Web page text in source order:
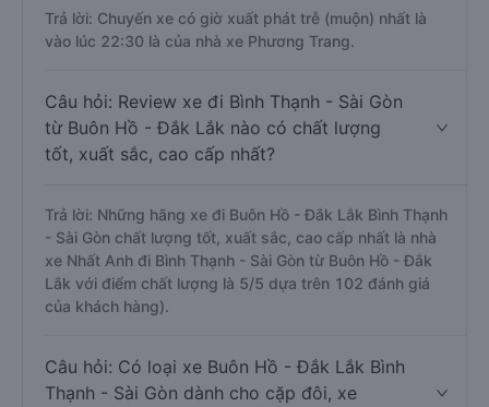
Trả lời: Chuyến xe có giờ xuất phát trễ (muộn) nhất là
vào lúc 22:30 là của nhà xe Phương Trang.
Câu hỏi: Review xe đi Bình Thạnh - Sài Gòn
từ Buôn Hồ - Đắk Lắk nào có chất lượng
tốt, xuất sắc, cao cấp nhất?
Trả lời: Những hãng xe đi Buôn Hồ - Đắk Lắk Bình Thạnh
- Sài Gòn chất lượng tốt, xuất sắc, cao cấp nhất là nhà
xe Nhất Anh đi Bình Thạnh - Sài Gòn từ Buôn Hồ - Đắk
Lắk với điểm chất lượng là 5/5 dựa trên 102 đánh giá
của khách hàng).
Câu hỏi: Có loại xe Buôn Hồ - Đắk Lắk Bình
Thạnh - Sài Gòn dành cho cặp đôi, xe